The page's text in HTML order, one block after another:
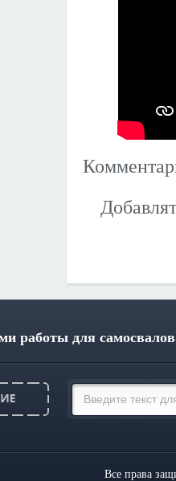
работы для
Все права